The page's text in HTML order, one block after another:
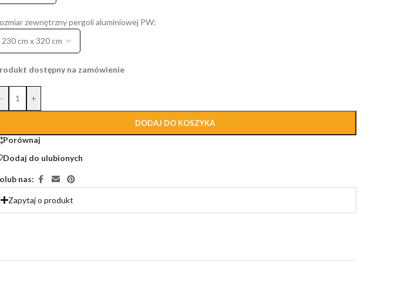
zewnętrzny pergoli aluminiowej PW:
dostępny na zamówienie
- +
DODAJ DO KOSZYKA
Porównaj
Dodaj do ulubionych
nas:
Zapytaj o produkt